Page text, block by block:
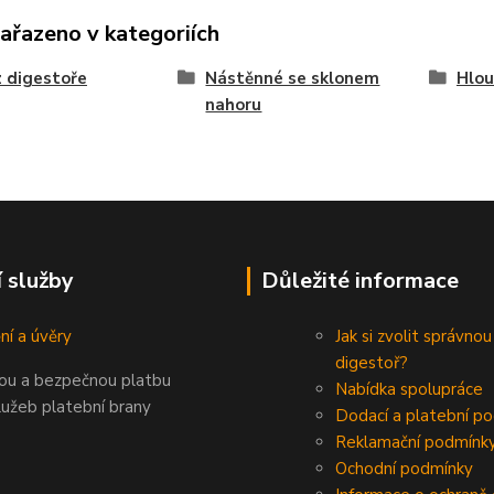
v kategoriích
digestoře
Nástěnné se sklonem
nahoru
služby
a úvěry
a bezpečnou platbu
platební brany
Důležité informace
Jak si zvolit správnou
digestoř?
Nabídka spolupráce
Dodací a platební
Reklamační
Ochodní podmínky